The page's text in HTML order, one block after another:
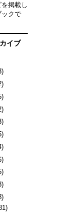
掲載し
ックで
イブ